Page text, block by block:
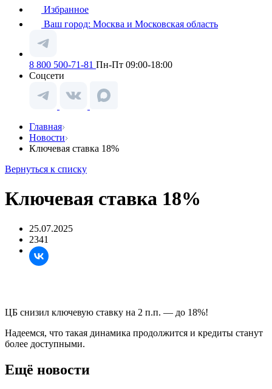
Избранное
Ваш город: Москва и Московская область
8 800 500-71-81 Пн-Пт 09:00-18:00
Соцсети
Главная
Новости
Ключевая ставка 18%
Вернуться к списку
Ключевая ставка 18%
25.07.2025
2341
ЦБ снизил ключевую ставку на 2 п.п. — до 18%!
Надеемся, что такая динамика продолжится и кредиты станут
более доступными.
Ещё новости